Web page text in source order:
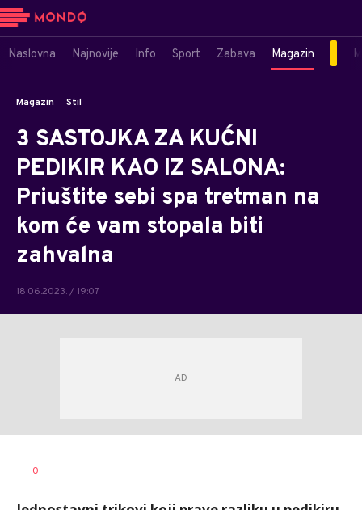
Naslovna Najnovije Info Sport Zabava Magazin
Magazin Stil
3 SASTOJKA ZA KUĆNI
PEDIKIR KAO IZ SALONA:
Priuštite sebi spa tretman na
kom će vam stopala biti
zahvalna
18.06.2023. / 19:07
AUTOR
0